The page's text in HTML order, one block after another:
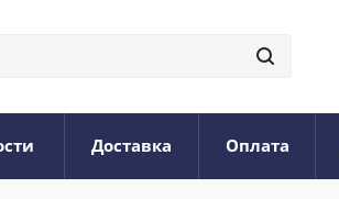
Доставка Оплата